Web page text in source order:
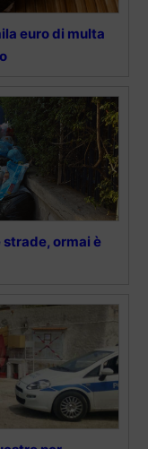
euro di multa
ormai è